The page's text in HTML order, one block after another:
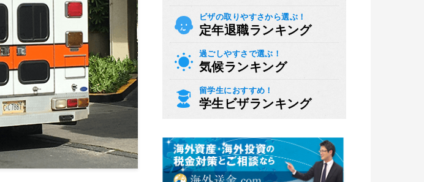
ビザの取りやすさから選ぶ！
定年退職ランキング
過ごしやすさで選ぶ！
気候ランキング
留学生におすすめ！
学生ビザランキング